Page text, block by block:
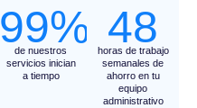
99%
de nuestros
servicios inician
a tiempo
48
horas de trabajo
semanales de
ahorro en tu
equipo
administrativo